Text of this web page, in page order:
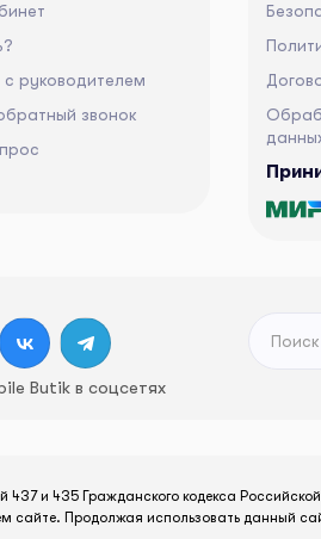
с руководителем
звонок
Butik в соцсетях
и 435 Гражданского кодекса
сайте. Продолжая использовать данный